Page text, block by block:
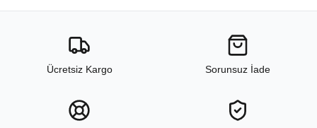
Ücretsiz Kargo Sorunsuz İade